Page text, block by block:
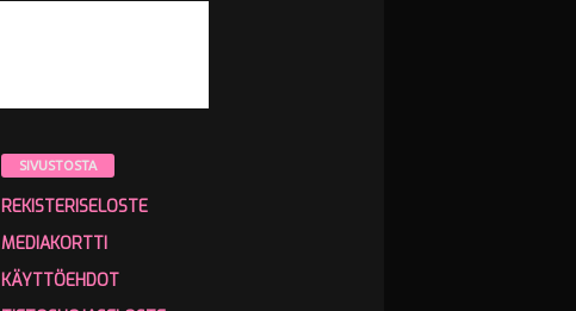
SIVUSTOSTA
REKISTERISELOSTE
MEDIAKORTTI
KÄYTTÖEHDOT